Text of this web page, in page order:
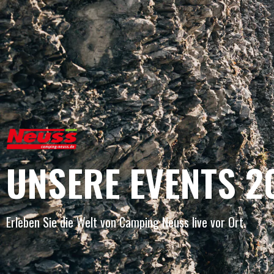
UNSERE EVENTS
Erleben Sie die Welt von Camping Neuss live vor Ort.